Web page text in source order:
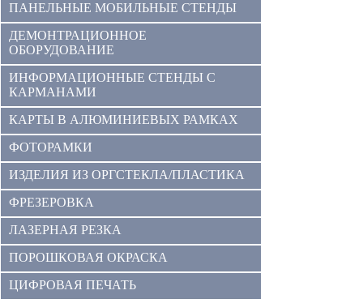
ПАНЕЛЬНЫЕ МОБИЛЬНЫЕ СТЕНДЫ
ДЕМОНТРАЦИОННОЕ
ОБОРУДОВАНИЕ
ИНФОРМАЦИОННЫЕ СТЕНДЫ С
КАРМАНАМИ
КАРТЫ В АЛЮМИНИЕВЫХ РАМКАХ
ФОТОРАМКИ
ИЗДЕЛИЯ ИЗ ОРГСТЕКЛА/ПЛАСТИКА
ФРЕЗЕРОВКА
ЛАЗЕРНАЯ РЕЗКА
ПОРОШКОВАЯ ОКРАСКА
ЦИФРОВАЯ ПЕЧАТЬ